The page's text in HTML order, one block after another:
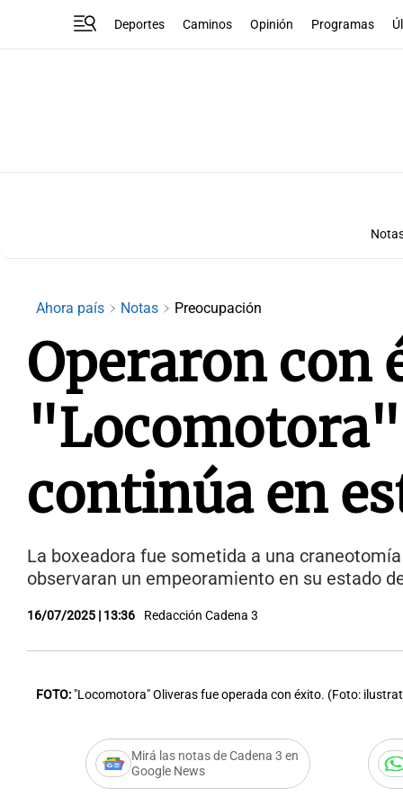
Deportes Caminos Opinión Programas
Ahora país Notas Preocupación
Operaron con
continúa en
La boxeadora fue sometida a una
observaran un empeoramiento en su estado
16/07/2025 | 13:36 Redacción Cadena 3
FOTO: "Locomotora" Oliveras fue operada con éxito. (Foto:
Mirá las notas de Cadena 3 en
Google News